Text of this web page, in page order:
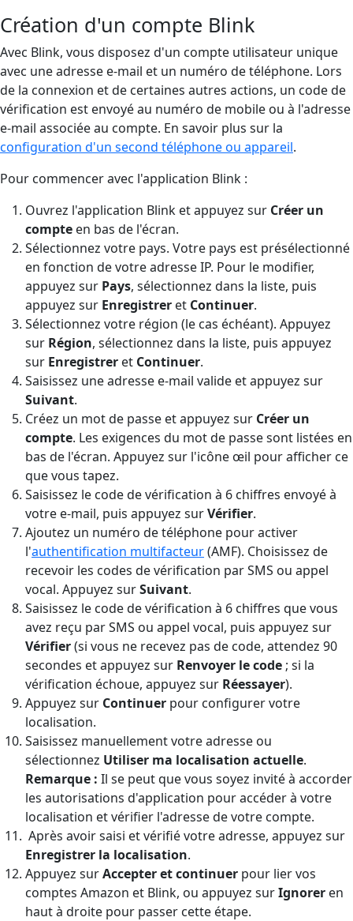
Création d'un compte Blink
Avec Blink, vous disposez d'un compte utilisateur unique
avec une adresse e-mail et un numéro de téléphone. Lors
de la connexion et de certaines autres actions, un code de
vérification est envoyé au numéro de mobile ou à l'adresse
e-mail associée au compte. En savoir plus sur la
configuration d'un second téléphone ou appareil.
Pour commencer avec l'application Blink :
Ouvrez l'application Blink et appuyez sur Créer un
compte en bas de l'écran.
Sélectionnez votre pays. Votre pays est présélectionné
en fonction de votre adresse IP. Pour le modifier,
appuyez sur Pays, sélectionnez dans la liste, puis
appuyez sur Enregistrer et Continuer.
Sélectionnez votre région (le cas échéant). Appuyez
sur Région, sélectionnez dans la liste, puis appuyez
sur Enregistrer et Continuer.
Saisissez une adresse e-mail valide et appuyez sur
Suivant.
Créez un mot de passe et appuyez sur Créer un
compte. Les exigences du mot de passe sont listées en
bas de l'écran. Appuyez sur l'icône œil pour afficher ce
que vous tapez.
Saisissez le code de vérification à 6 chiffres envoyé à
votre e-mail, puis appuyez surVérifier.
Ajoutez un numéro de téléphone pour activer
l'authentification multifacteur(AMF). Choisissez de
recevoir les codes de vérification par SMS ou appel
vocal. Appuyez surSuivant.
Saisissez le code de vérification à 6 chiffres que vous
avez reçu par SMS ou appel vocal, puis appuyez sur
Vérifier(si vous ne recevez pas de code, attendez 90
secondes et appuyez sur Renvoyer le code ; si la
vérification échoue, appuyez sur Réessayer).
Appuyez sur Continuer pour configurer votre
localisation.
Saisissez manuellement votre adresse ou
sélectionnez Utiliser ma localisation actuelle.
Remarque : Il se peut que vous soyez invité à accorder
les autorisations d'application pour accéder à votre
localisation et vérifier l'adresse de votre compte.
Après avoir saisi et vérifié votre adresse, appuyez sur
Enregistrer la localisation.
Appuyez surAccepter et continuer pour lier vos
comptes Amazon et Blink, ou appuyez surIgnorer en
haut à droite pour passer cette étape.